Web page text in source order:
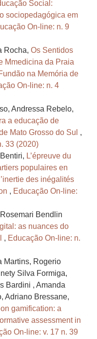
Social:
sociopedagógica em
On-line: n. 9
Rocha, Os Sentidos
Mmedicina da Praia
na Memória de
On-line: n. 4
Andressa Rebelo,
a educação de
Mato Grosso do Sul ,
33 (2020)
L’épreuve du
populaires en
des inégalités
, Educação On-line:
Bendlin
as nuances do
, Educação On-line: n.
Martins, Rogerio
Silva Formiga,
Bardini , Amanda
Adriano Bressane,
gamification: a
assessment in
On-line: v. 17 n. 39